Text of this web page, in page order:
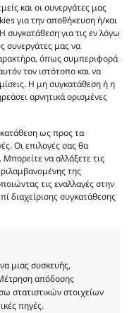
και οι συνεργάτες μας
για την αποθήκευση ή/και
για τις εν λόγω
συνεργάτες μας να
όπως συμπεριφορά
τον ιστότοπο και να
Η μη συγκατάθεση ή η
αρνητικά ορισμένες
ως προς τα
Οι επιλογές σας θα
να αλλάξετε τις
της
τις εναλλαγές στην
διαχείρισης συγκατάθεσης
μιας συσκευής,
απόδοσης
στατιστικών στοιχείων
πηγές.
ενδεικτικές
προϊόν.
της επιλογής σας.
στα
μας δεν
του
είναι τύπου, σε
από τα
οίκων. Οι
και
να